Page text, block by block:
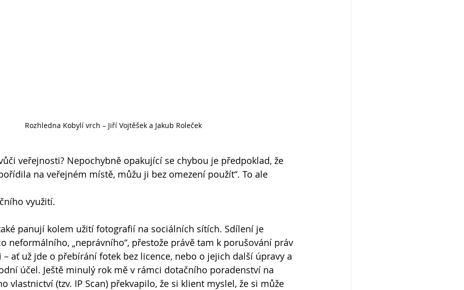
Rozhledna Kobylí vrch – Jiří Vojtěšek a Jakub Roleček
veřejnosti? Nepochybně opakující se chybou je předpoklad, že
na veřejném místě, můžu ji bez omezení použít“. To ale
využití.
panují kolem užití fotografií na sociálních sítích. Sdílení je
neformálního, „neprávního“, přestože právě tam k porušování práv
– ať už jde o přebírání fotek bez licence, nebo o jejich další úpravy a
účel. Ještě minulý rok mě v rámci dotačního poradenství na
vlastnictví (tzv. IP Scan) překvapilo, že si klient myslel, že si může